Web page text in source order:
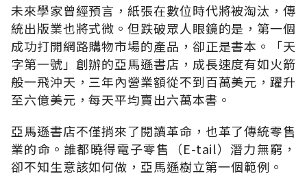
未來學家曾經預言，紙張在數位時代將被淘汰，傳
統出版業也將式微。但跌破眾人眼鏡的是，第一個
成功打開網路購物市場的產品，卻正是書本。「天
字第一號」創辦的亞馬遜書店，成長速度有如火箭
般一飛沖天，三年內營業額從不到百萬美元，躍升
至六億美元，每天平均賣出六萬本書。
亞馬遜書店不僅捎來了閱讀革命，也革了傳統零售
業的命。誰都曉得電子零售（E-tail）潛力無窮，
卻不知生意該如何做，亞馬遜樹立第一個範例。